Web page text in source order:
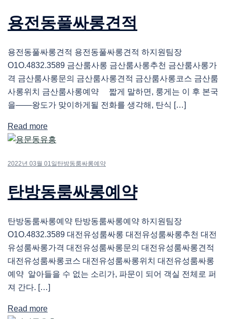
용전동풀싸롱견적
용전동풀싸롱견적 용전동풀싸롱견적 하지원팀장
O1O.4832.3589 금산룸사롱 금산룸사롱추천 금산룸사롱가
격 금산룸사롱문의 금산룸사롱견적 금산룸사롱코스 금산룸
사롱위치 금산룸사롱예약 짧게 말하면, 룽게는 이 후 본국
을――왕도가 맞이하게될 전화를 생각해, 탄식 […]
Read more
2022년 03월 01일 탄방동룸싸롱예약
탄방동룸싸롱예약
탄방동룸싸롱예약 탄방동룸싸롱예약 하지원팀장
O1O.4832.3589 대전유성룸싸롱 대전유성룸싸롱추천 대전
유성룸싸롱가격 대전유성룸싸롱문의 대전유성룸싸롱견적
대전유성룸싸롱코스 대전유성룸싸롱위치 대전유성룸싸롱
예약 알아들을 수 없는 소리가, 파문이 되어 객실 전체로 퍼
져 간다. […]
Read more